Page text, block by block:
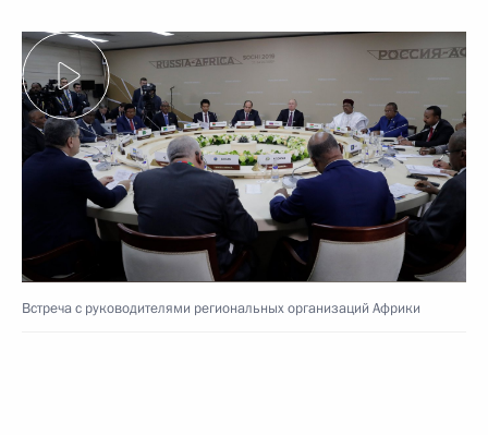
Встреча с руководителями региональных организаций Африки